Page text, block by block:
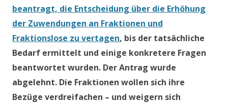
beantragt, die Entscheidung über die Erhöhung
der Zuwendungen an Fraktionen und
Fraktionslose zu vertagen, bis der tatsächliche
Bedarf ermittelt und einige konkretere Fragen
beantwortet wurden. Der Antrag wurde
abgelehnt. Die Fraktionen wollen sich ihre
Bezüge verdreifachen – und weigern sich